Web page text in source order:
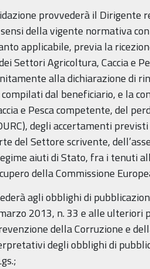
provvederà il Dirigente
della vigente normativa
applicabile, previa la
Settori Agricoltura, Caccia e
alla dichiarazione di
dal beneficiario, e la
e Pesca competente, del
degli accertamenti
del Settore scrivente,
aiuti di Stato, fra i tenuti
della Commissione
agli obblighi di
2013, n. 33 e alle
della Corruzione e
degli obblighi di